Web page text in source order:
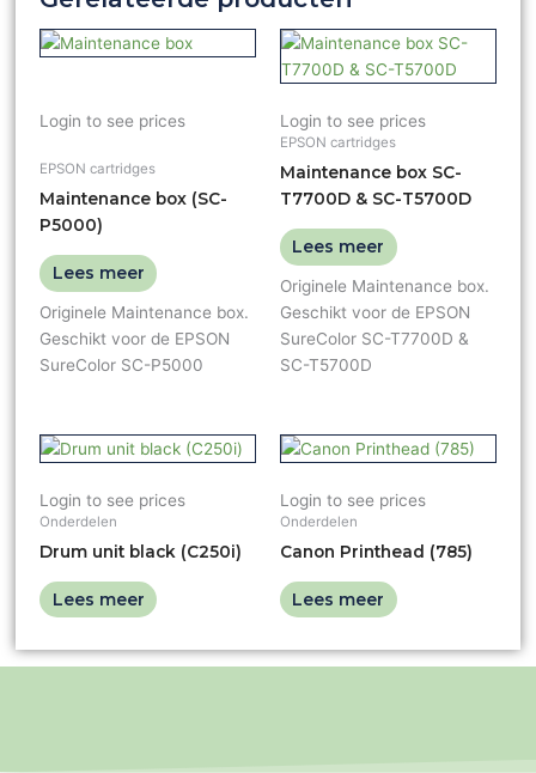
Login to see prices
EPSON cartridges
Maintenance box (SC-
P5000)
Lees meer
Originele Maintenance box.
Geschikt voor de EPSON
SureColor SC-P5000
Login to see prices
EPSON cartridges
Maintenance box SC-
T7700D & SC-T5700D
Lees meer
Originele Maintenance box.
Geschikt voor de EPSON
SureColor SC-T7700D &
SC-T5700D
Login to see prices
Onderdelen
Drum unit black (C250i)
Lees meer
Login to see prices
Onderdelen
Canon Printhead (785)
Lees meer